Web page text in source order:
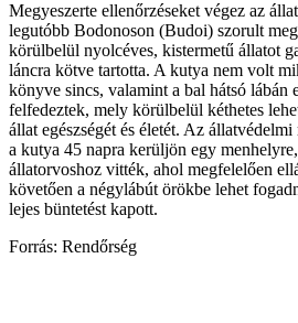
Megyeszerte ellenőrzéseket végez az
legutóbb Bodonoson (Budoi) szorult
körülbelül nyolcéves, kistermetű állatot
láncra kötve tartotta. A kutya nem volt
könyve sincs, valamint a bal hátsó lábán
felfedeztek, mely körülbelül kéthetes
állat egészségét és életét. Az
a kutya 45 napra kerüljön egy
állatorvoshoz vitték, ahol megfelelően
követően a négylábút örökbe lehet
lejes büntetést kapott.
Forrás: Rendőrség